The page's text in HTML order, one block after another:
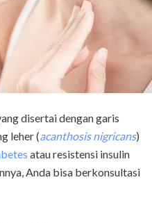
disertai dengan garis
leher (acanthosis nigricans)
atau resistensi insulin
Anda bisa berkonsultasi